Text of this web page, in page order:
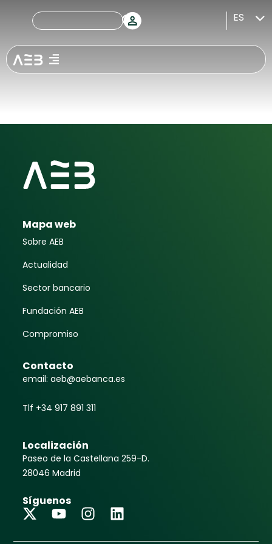
ES
Competitividad
para el
crecimiento
Mapa web
Sobre AEB
Actualidad
Sector bancario
Fundación AEB
Compromiso
Contacto
email: aeb@aebanca.es
Tlf +34 917 891 311
Localización
Paseo de la Castellana 259-D.
28046 Madrid
Síguenos